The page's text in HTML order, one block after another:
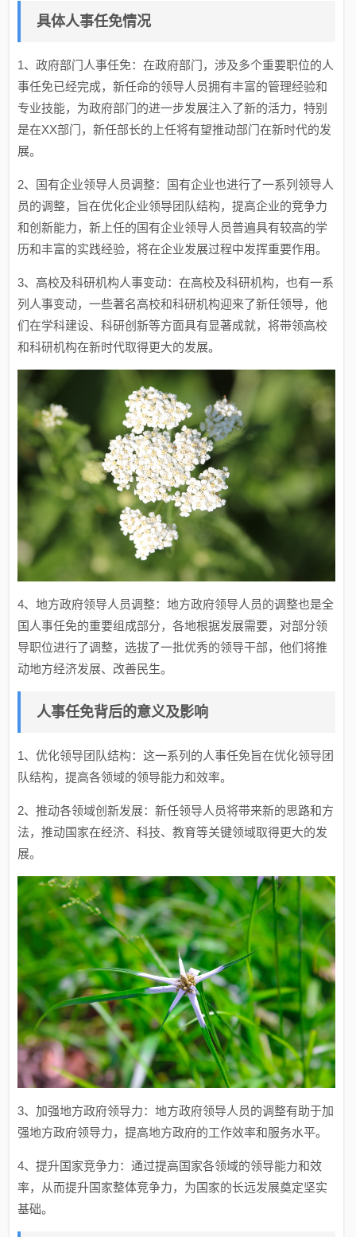
具体人事任免情况
1、政府部门人事任免：在政府部门，涉及多个重要职位的人
事任免已经完成，新任命的领导人员拥有丰富的管理经验和
专业技能，为政府部门的进一步发展注入了新的活力，特别
是在XX部门，新任部长的上任将有望推动部门在新时代的发
展。
2、国有企业领导人员调整：国有企业也进行了一系列领导人
员的调整，旨在优化企业领导团队结构，提高企业的竞争力
和创新能力，新上任的国有企业领导人员普遍具有较高的学
历和丰富的实践经验，将在企业发展过程中发挥重要作用。
3、高校及科研机构人事变动：在高校及科研机构，也有一系
列人事变动，一些著名高校和科研机构迎来了新任领导，他
们在学科建设、科研创新等方面具有显著成就，将带领高校
和科研机构在新时代取得更大的发展。
4、地方政府领导人员调整：地方政府领导人员的调整也是全
国人事任免的重要组成部分，各地根据发展需要，对部分领
导职位进行了调整，选拔了一批优秀的领导干部，他们将推
动地方经济发展、改善民生。
人事任免背后的意义及影响
1、优化领导团队结构：这一系列的人事任免旨在优化领导团
队结构，提高各领域的领导能力和效率。
2、推动各领域创新发展：新任领导人员将带来新的思路和方
法，推动国家在经济、科技、教育等关键领域取得更大的发
展。
3、加强地方政府领导力：地方政府领导人员的调整有助于加
强地方政府领导力，提高地方政府的工作效率和服务水平。
4、提升国家竞争力：通过提高国家各领域的领导能力和效
率，从而提升国家整体竞争力，为国家的长远发展奠定坚实
基础。